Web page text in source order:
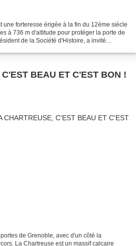
une forteresse érigée à la fin du 12ème siècle
à 736 m d'altitude pour protéger la porte de
de la Société d'Histoire, a invité
BEAU ET C'EST BON !
de Grenoble, avec d'un côté la
La Chartreuse est un massif calcaire